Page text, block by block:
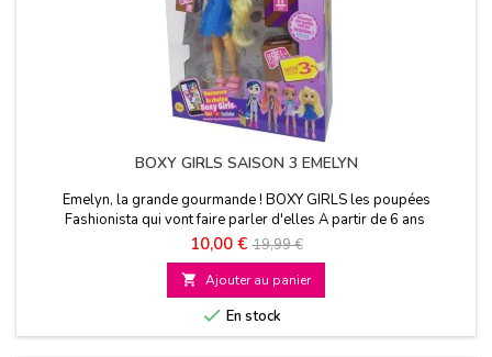
BOXY GIRLS SAISON 3 EMELYN
Emelyn, la grande gourmande ! BOXY GIRLS les poupées
Fashionista qui vont faire parler d'elles A partir de 6 ans
Prix
10,00 € Prix
de
base
19,99 €
 Ajouter au panier
 En stock